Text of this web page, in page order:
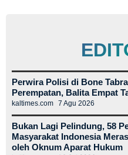
Perwira Polisi di Bone
Perempatan, Balita Empat
kaltimes.com 7 Agu 2026
Bukan Lagi Pelindung, 58
Masyarakat Indonesia
oleh Oknum Aparat Hukum